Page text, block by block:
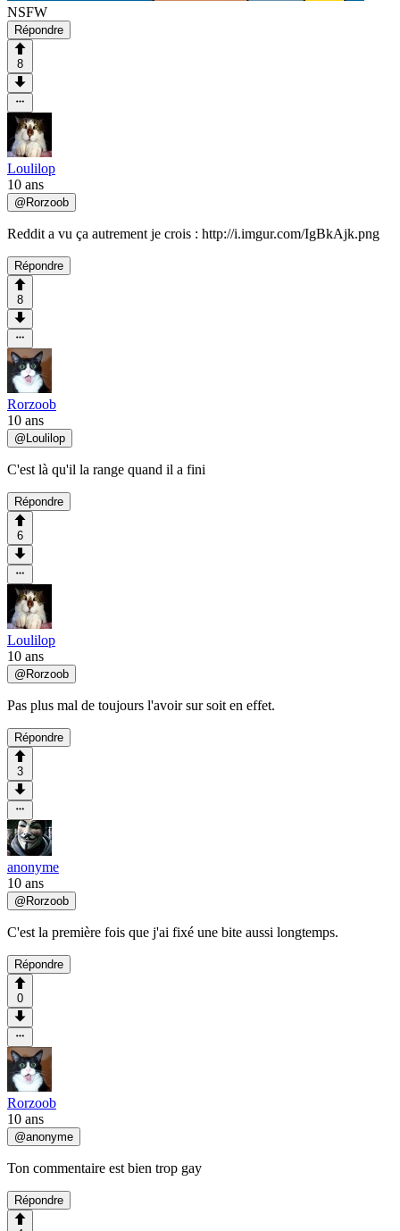
NSFW
Répondre
8
Loulilop
10 ans
@ Rorzoob
Reddit a vu ça autrement je crois : http://i.imgur.com/IgBkAjk.png
Répondre
8
Rorzoob
10 ans
@ Loulilop
C'est là qu'il la range quand il a fini
Répondre
6
Loulilop
10 ans
@ Rorzoob
Pas plus mal de toujours l'avoir sur soit en effet.
Répondre
3
anonyme
10 ans
@ Rorzoob
C'est la première fois que j'ai fixé une bite aussi longtemps.
Répondre
0
Rorzoob
10 ans
@anonyme
Ton commentaire est bien trop gay
Répondre